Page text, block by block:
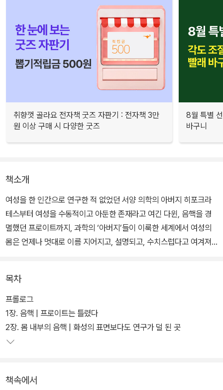
취향껏 골라요 전자책 굿즈 자판기 : 전자책 3만
원 이상 구매 시 다양한 굿즈
8월 특별
바구니
책소개
여성을 한 인간으로 연구한 적 없었던 서양 의학의 아버지 히포크라
테스부터 여성을 수동적이고 아둔한 존재라고 여긴 다윈, 음핵을 경
멸했던 프로이트까지, 과학의 ‘아버지’들이 이룩한 세계에서 여성의
몸은 언제나 멋대로 이름 지어지고, 설명되고, 수치스럽다고 여겨져
작용은 오롯이 여성들이 감당해야 할 몫이 되었다.
그러나 여성의 삶에 관심을 가지고 접근하면 많은 것이 달라진다고
믿는 여성·성소수자 과학자들이 존재한다! 과학 전문 저널리스트 레
이철 E. 그로스(Rachel E. Gross)는 일찍이 여성의 신체를 탐구하
목차
프롤로그
1장. 음핵 | 프로이트는 틀렸다
2장. 몸 내부의 음핵 | 화성의 표면보다도 연구가 덜 된 곳
책속에서